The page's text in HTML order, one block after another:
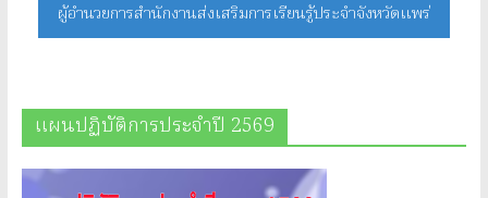
ผู้อำนวยการสำนักงานส่งเสริมการเรียนรู้ประจำจังหวัดแพร่
แผนปฏิบัติการประจำปี 2569